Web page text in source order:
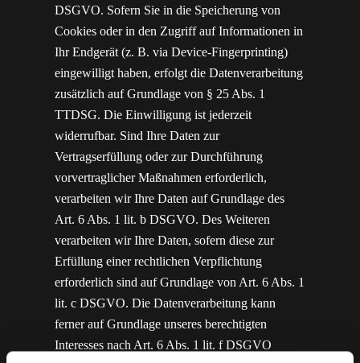
DSGVO. Sofern Sie in die Speicherung von
Cookies oder in den Zugriff auf Informationen in
Ihr Endgerät (z. B. via Device-Fingerprinting)
eingewilligt haben, erfolgt die Datenverarbeitung
zusätzlich auf Grundlage von § 25 Abs. 1
TTDSG. Die Einwilligung ist jederzeit
widerrufbar. Sind Ihre Daten zur
Vertragserfüllung oder zur Durchführung
vorvertraglicher Maßnahmen erforderlich,
verarbeiten wir Ihre Daten auf Grundlage des
Art. 6 Abs. 1 lit. b DSGVO. Des Weiteren
verarbeiten wir Ihre Daten, sofern diese zur
Erfüllung einer rechtlichen Verpflichtung
erforderlich sind auf Grundlage von Art. 6 Abs. 1
lit. c DSGVO. Die Datenverarbeitung kann
ferner auf Grundlage unseres berechtigten
Interesses nach Art. 6 Abs. 1 lit. f DSGVO